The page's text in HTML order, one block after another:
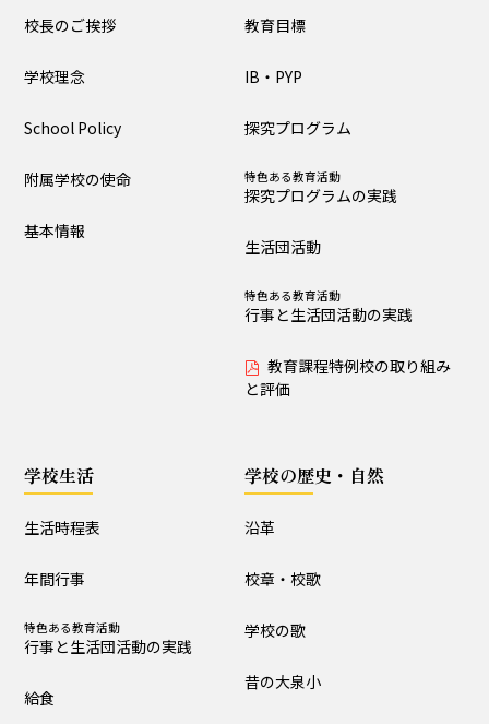
教育課程特例校の取り
学校生活
生活時程表 年間行事
特色ある教育活動
委員会・クラブ活動
沿革
校章・校歌
施設設備
構内図 富浦寮
校長のご挨拶
学校理念
School Policy
附属学校の使命
基本情報
教育目標
IB・PYP
探究プログラム
特色ある教育活動
探究プログラムの実践
生活団活動
特色ある教育活動
行事と生活団活動の実践
教育課程特例校の取り組み
と評価
学校生活
生活時程表
年間行事
特色ある教育活動
行事と生活団活動の実践
給食
学校の歴史・自然
沿革
校章・校歌
学校の歌
昔の大泉小